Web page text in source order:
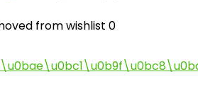
from wishlist 0